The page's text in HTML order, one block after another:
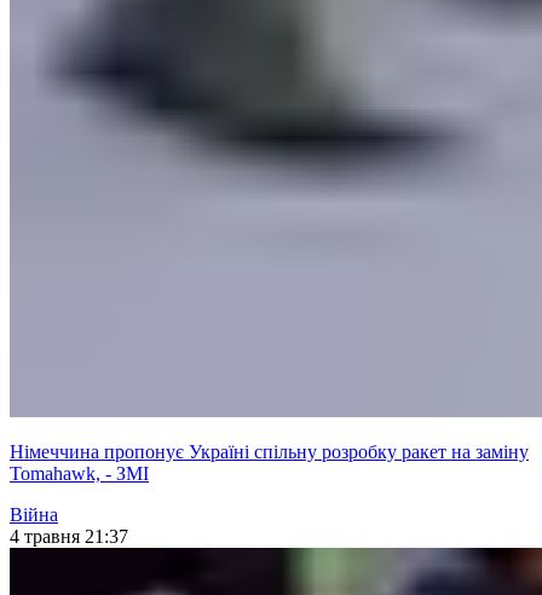
Німеччина пропонує Україні спільну розробку ракет на заміну
Tomahawk, - ЗМІ
Війна
4 травня 21:37